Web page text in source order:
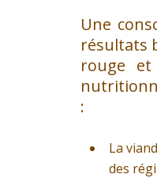
Une
résultats
rouge et
:
La
des